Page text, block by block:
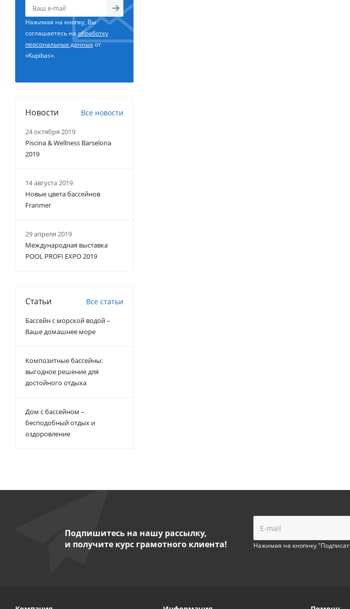
Нажимая на кнопку, Вы
соглашаетесь наобработку
персональных данныхот
«Kupibas».
Новости Все новости
24 октября 2019
Piscina & Wellness Barselona
2019
14 августа 2019
Новые цвета бассейнов
Franmer
29 апреля 2019
Международная выставка
POOL PROFI EXPO 2019
Статьи Все статьи
Бассейн с морской водой –
Ваше домашнее море
Композитные бассейны:
выгодное решение для
достойного отдыха
Дом с бассейном –
бесподобный отдых и
оздоровление
Подпишитесь на нашу рассылку,
и получите курс грамотного клиента!
Нажимая на кнопнку